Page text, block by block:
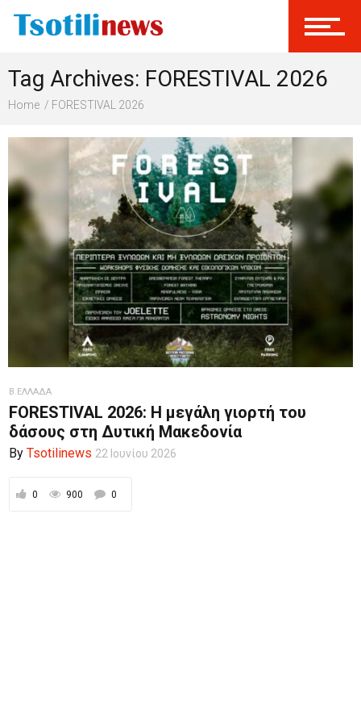
Γίνεται Μέλος
Tag Archives: FORESTIVAL 2026
Home FORESTIVAL 2026
Β.ΕΛΛΑΔΑ
FORESTIVAL 2026: Η μεγάλη γιορτή του
δάσους στη Δυτική Μακεδονία
By Tsotilinews 22 Ιουνίου 2026
0 900 0